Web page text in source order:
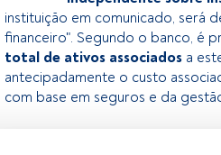
instituição em comunicado, será
financeiro". Segundo o banco, é
total de ativos associados a
antecipadamente o custo
com base em seguros e da